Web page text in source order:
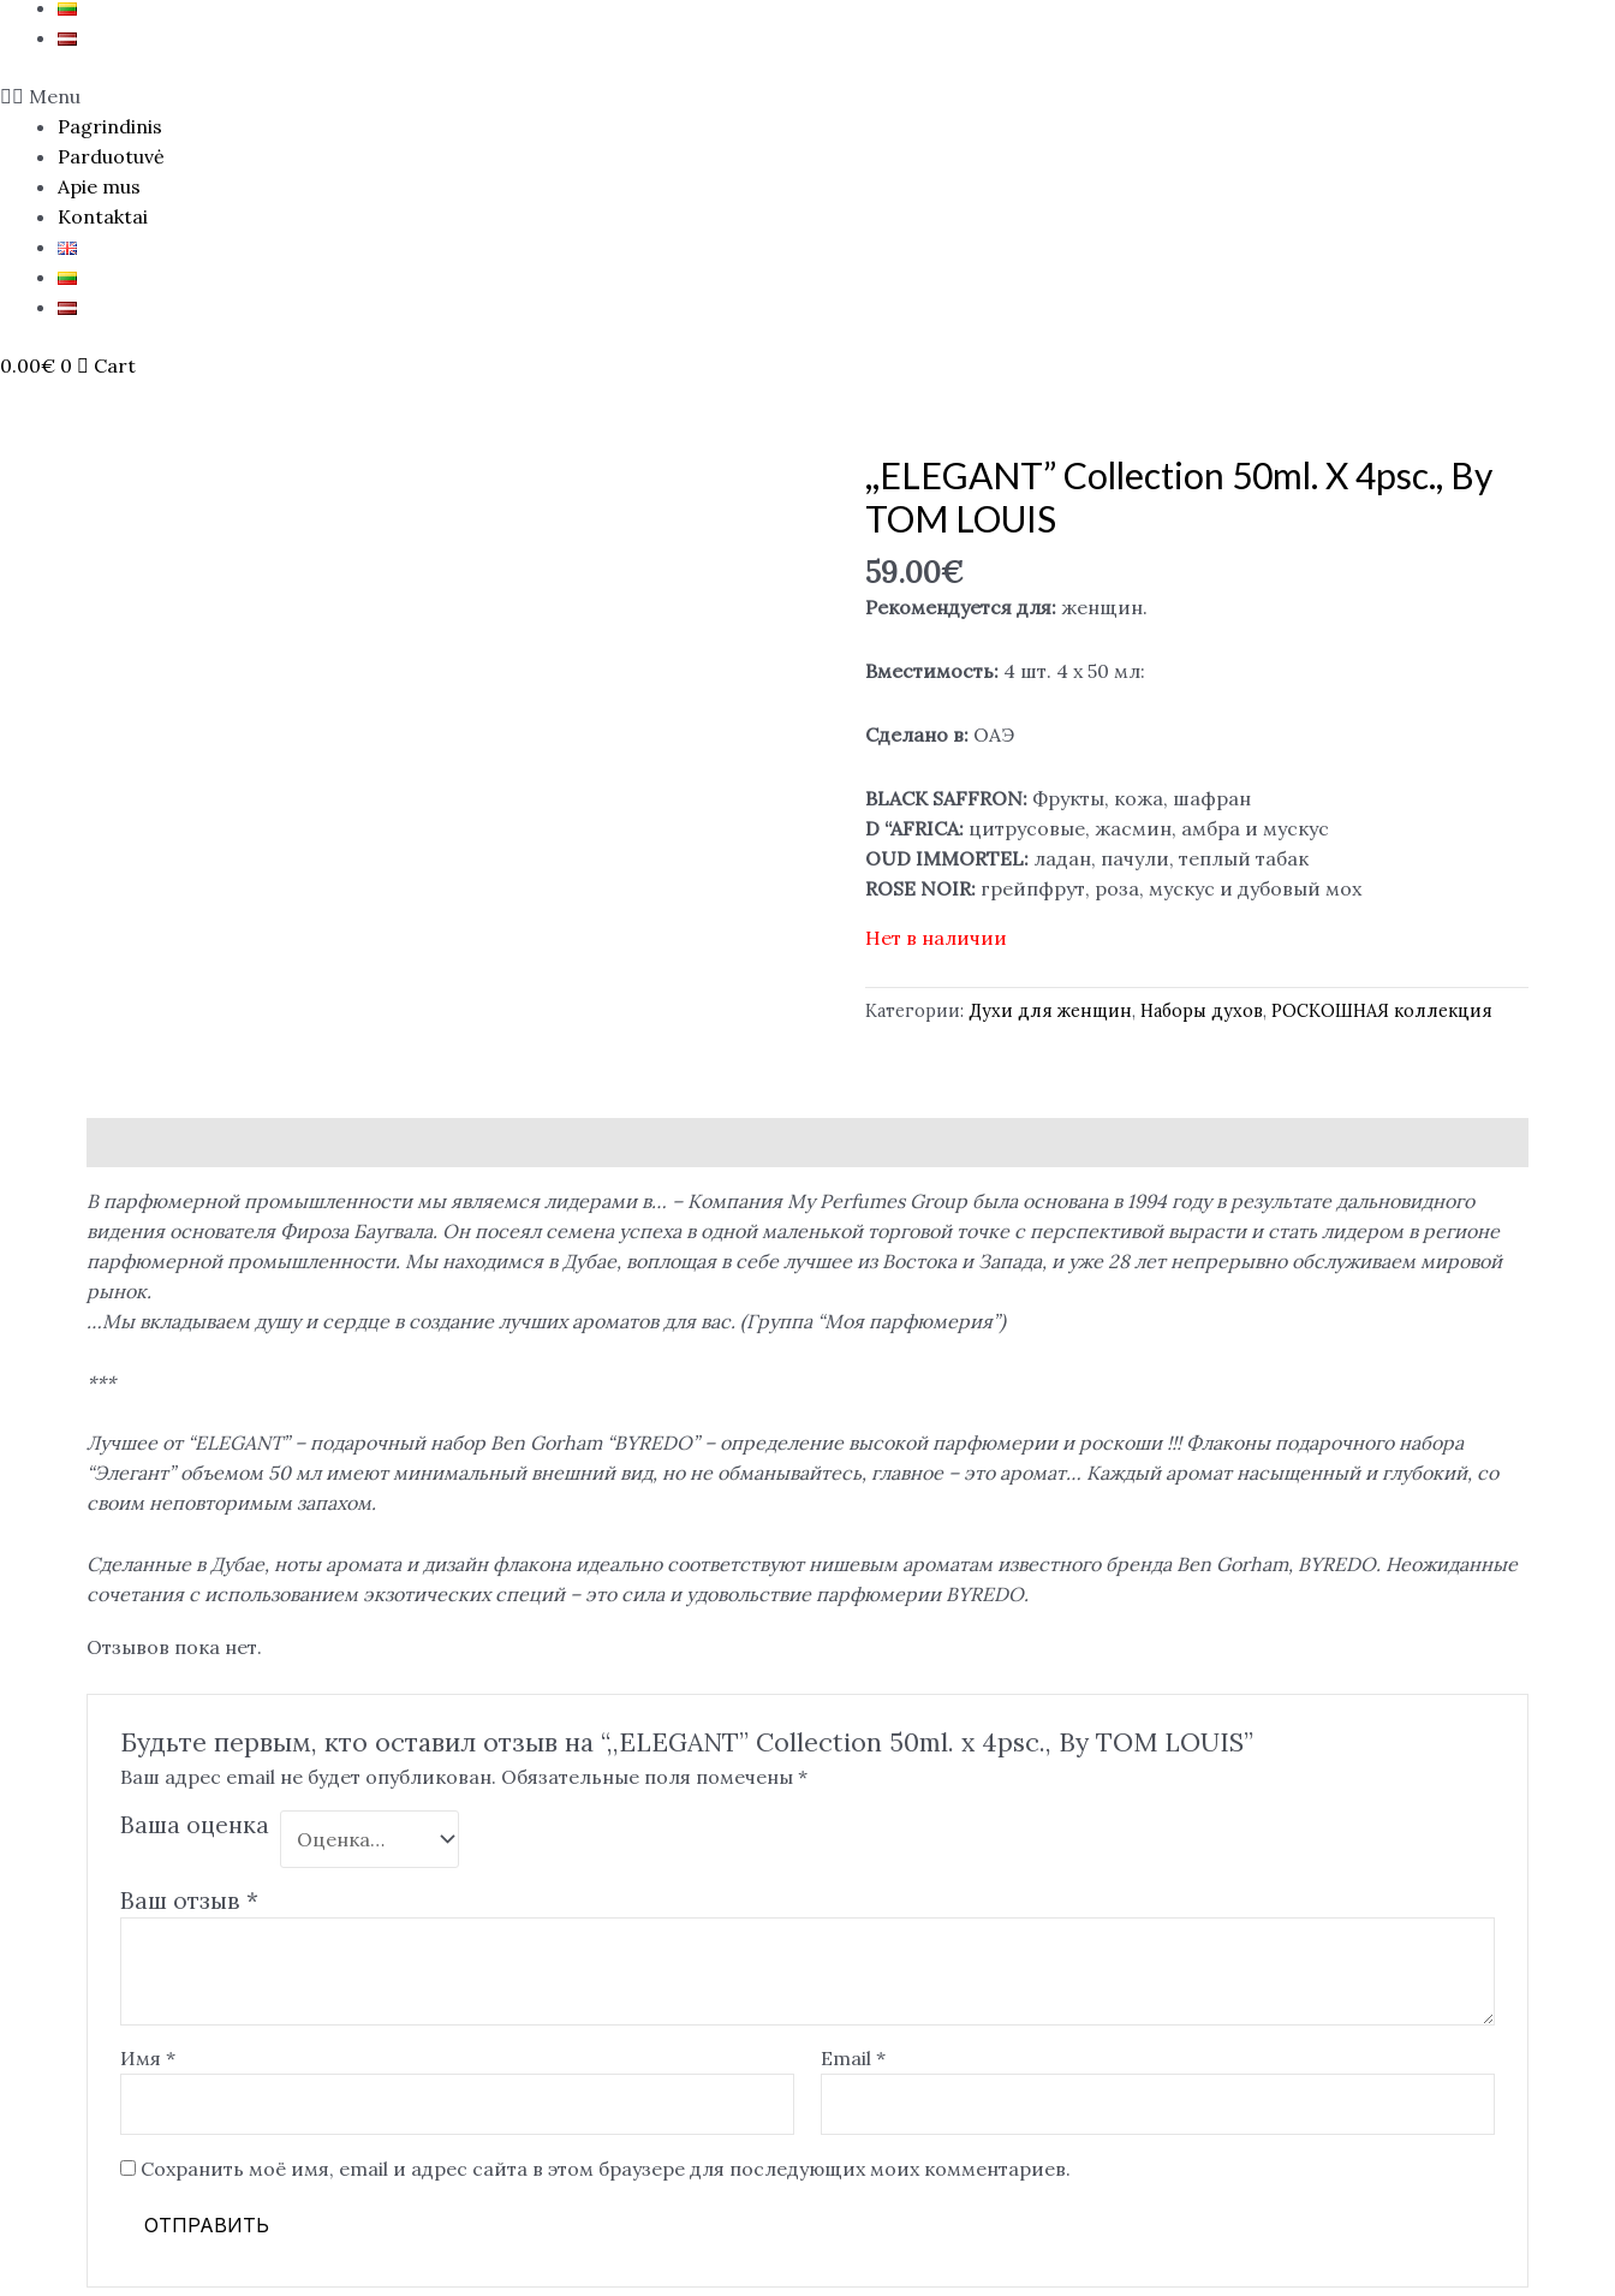
Menu
Pagrindinis
Parduotuvė
Apie mus
Kontaktai
0.00€ 0 Cart
,,ELEGANT” Collection 50ml. X 4psc., By
TOM LOUIS
59.00€
Рекомендуется для: женщин.
Вместимость: 4 шт. 4 x 50 мл:
Сделано в: ОАЭ
BLACK SAFFRON: Фрукты, кожа, шафран
D “AFRICA: цитрусовые, жасмин, амбра и мускус
OUD IMMORTEL: ладан, пачули, теплый табак
ROSE NOIR: грейпфрут, роза, мускус и дубовый мох
Нет в наличии
Категории: Духи для женщин, Наборы духов, РОСКОШНАЯ коллекция
В парфюмерной промышленности мы являемся лидерами в… – Компания My Perfumes Group была основана в 1994 году в результате дальновидного
видения основателя Фироза Баугвала. Он посеял семена успеха в одной маленькой торговой точке с перспективой вырасти и стать лидером в регионе
парфюмерной промышленности. Мы находимся в Дубае, воплощая в себе лучшее из Востока и Запада, и уже 28 лет непрерывно обслуживаем мировой
рынок.
…Мы вкладываем душу и сердце в создание лучших ароматов для вас. (Группа “Моя парфюмерия”)
***
Лучшее от “ELEGANT” – подарочный набор Ben Gorham “BYREDO” – определение высокой парфюмерии и роскоши !!! Флаконы подарочного набора
“Элегант” объемом 50 мл имеют минимальный внешний вид, но не обманывайтесь, главное – это аромат… Каждый аромат насыщенный и глубокий, со
своим неповторимым запахом.
Сделанные в Дубае, ноты аромата и дизайн флакона идеально соответствуют нишевым ароматам известного бренда Ben Gorham, BYREDO. Неожиданные
сочетания с использованием экзотических специй – это сила и удовольствие парфюмерии BYREDO.
Отзывов пока нет.
Будьте первым, кто оставил отзыв на “,,ELEGANT” Collection 50ml. x 4psc., By TOM LOUIS”
Ваш адрес email не будет опубликован. Обязательные поля помечены *
Ваша оценка
Ваш отзыв *
Имя * Email*
Сохранить моё имя, email и адрес сайта в этом браузере для последующих моих комментариев.